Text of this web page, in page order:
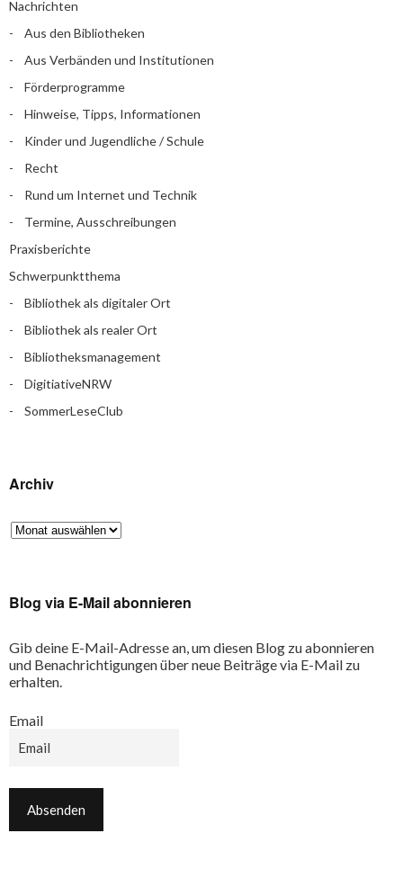
Nachrichten
Aus den Bibliotheken
Aus Verbänden und Institutionen
Förderprogramme
Hinweise, Tipps, Informationen
Kinder und Jugendliche / Schule
Recht
Rund um Internet und Technik
Termine, Ausschreibungen
Praxisberichte
Schwerpunktthema
Bibliothek als digitaler Ort
Bibliothek als realer Ort
Bibliotheksmanagement
DigitiativeNRW
SommerLeseClub
Archiv
Blog via E-Mail abonnieren
Gib deine E-Mail-Adresse an, um diesen Blog zu abonnieren
und Benachrichtigungen über neue Beiträge via E-Mail zu
erhalten.
Email